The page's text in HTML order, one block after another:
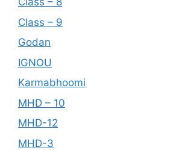
Class – 9
Godan
IGNOU
Karmabhoomi
MHD – 10
MHD-12
MHD-3